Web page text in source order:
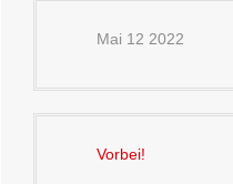
Mai 12 2022
Vorbei!